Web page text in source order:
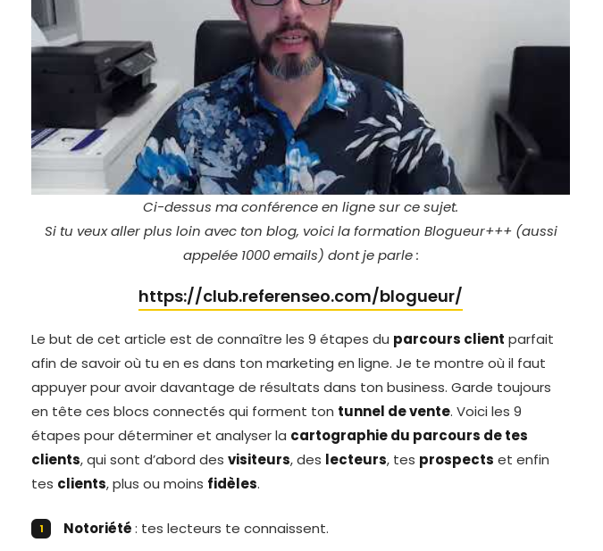
Ci-dessus ma conférence en ligne sur ce sujet.
Si tu veux aller plus loin avec ton blog, voici la formation Blogueur+++ (aussi
appelée 1000 emails) dont je parle :
https://club.referenseo.com/blogueur/
Le but de cet article est de connaître les 9 étapes du parcours client parfait
afin de savoir où tu en es dans ton marketing en ligne. Je te montre où il faut
appuyer pour avoir davantage de résultats dans ton business. Garde toujours
en tête ces blocs connectés qui forment ton tunnel de vente. Voici les 9
étapes pour déterminer et analyser la cartographie du parcours de tes
clients, qui sont d’abord des visiteurs, des lecteurs, tes prospects et enfin
tes clients, plus ou moins fidèles.
Notoriété: tes lecteurs te connaissent.